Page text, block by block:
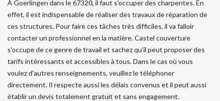
À Goerlingen dans le 67320, il faut s'occuper des charpentes. En
effet, il est indispensable de réaliser des travaux de réparation de
ces structures. Pour faire ces tâches très difficiles, il va falloir
contacter un professionnel en la matière. Castel couverture
s'occupe de ce genre de travail et sachez qu'il peut proposer des
tarifs intéressants et accessibles à tous. Dans le cas où vous
voulez d'autres renseignements, veuillez le téléphoner
directement. Il respecte aussi les délais convenus et il peut aussi
établir un devis totalement gratuit et sans engagement.